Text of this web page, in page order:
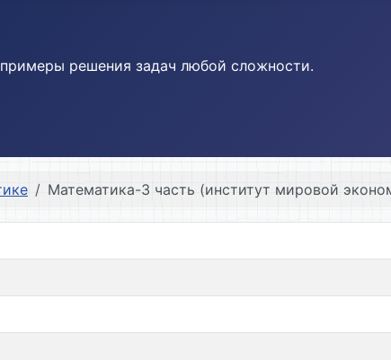
решения задач любой сложности.
Математика-3 часть (институт мировой